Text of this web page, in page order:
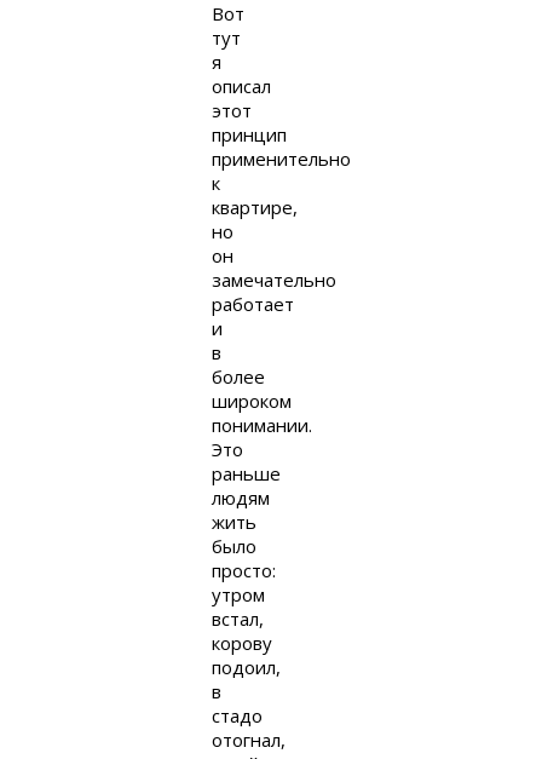
Вот
тут
я
описал
этот
принцип
применительно
к
квартире,
но
он
замечательно
работает
и
в
более
широком
понимании.
Это
раньше
людям
жить
было
просто:
утром
встал,
корову
подоил,
в
стадо
отогнал,